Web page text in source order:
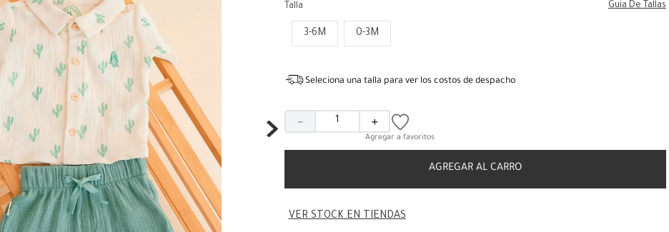
Talla Guia De Tallas
3-6M 0-3M
Seleciona una talla para ver los costos de despacho
＋
－
AGREGAR AL CARRO
VER STOCK EN TIENDAS